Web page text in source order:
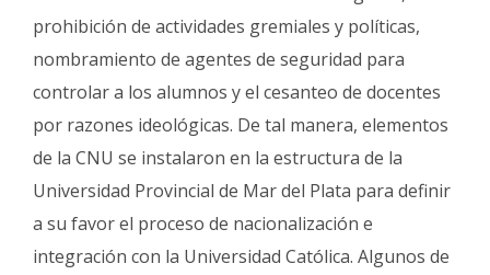
prohibición de actividades gremiales y políticas,
nombramiento de agentes de seguridad para
controlar a los alumnos y el cesanteo de docentes
por razones ideológicas. De tal manera, elementos
de la CNU se instalaron en la estructura de la
Universidad Provincial de Mar del Plata para definir
a su favor el proceso de nacionalización e
integración con la Universidad Católica. Algunos de